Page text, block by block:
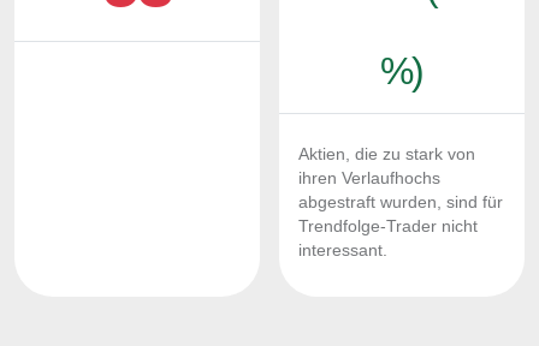
%)
Aktien, die zu stark von
ihren Verlaufhochs
abgestraft wurden, sind für
Trendfolge-Trader nicht
interessant.